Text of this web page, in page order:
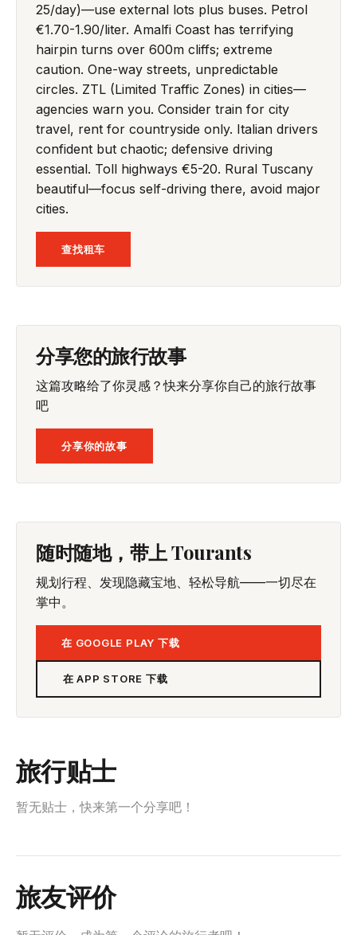
25/day)—use external lots plus buses. Petrol
€1.70-1.90/liter. Amalfi Coast has terrifying
hairpin turns over 600m cliffs; extreme
caution. One-way streets, unpredictable
circles. ZTL (Limited Traffic Zones) in cities—
agencies warn you. Consider train for city
travel, rent for countryside only. Italian drivers
confident but chaotic; defensive driving
essential. Toll highways €5-20. Rural Tuscany
beautiful—focus self-driving there, avoid major
cities.
查找租车
分享您的旅行故事
这篇攻略给了你灵感？快来分享你自己的旅行故事
吧
分享你的故事
随时随地，带上 Tourants
规划行程、发现隐藏宝地、轻松导航——一切尽在
掌中。
在 GOOGLE PLAY 下载
在 APP STORE 下载
旅行贴士
暂无贴士，快来第一个分享吧！
旅友评价